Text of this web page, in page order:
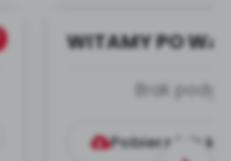
WITAMY PO
Brak
Pobierz lub